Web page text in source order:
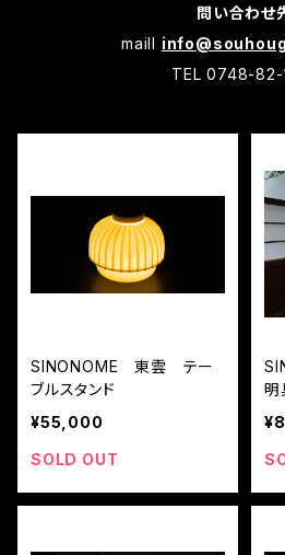
問い合わせ
maill
TEL 0748-82-
SINONOME 東雲 テー
ブルスタンド
¥55,000
SOLD OUT
明